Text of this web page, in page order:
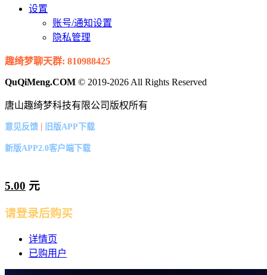
设置
账号/通知设置
隐私管理
趣绮梦聊天群: 810988425
QuQiMeng.COM © 2019-2026 All Rights Reserved
唐山趣绮梦科技有限公司版权所有
意见反馈 | 旧版APP下载
新版APP2.0客户端下载
5.00 元
请登录后购买
详情页
已购用户